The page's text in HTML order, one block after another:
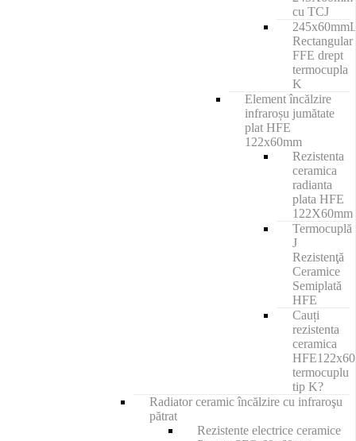
cu TCJ
Rectangular
FFE drept
termocupla
K
Element încălzire
infraroșu jumătate
plat HFE
122x60mm
Rezistenta
ceramica
radianta
plata HFE
122X60mm
Termocuplă
J
Rezistenţă
Ceramice
Semiplată
HFE
Cauți
rezistenta
ceramica
termocuplu
tip K?
Radiator ceramic încălzire cu infraroşu
pătrat
Rezistente electrice ceramice